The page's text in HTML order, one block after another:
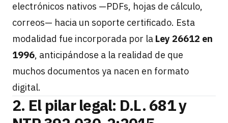
electrónicos nativos —PDFs, hojas de cálculo,
correos— hacia un soporte certificado. Esta
modalidad fue incorporada por la Ley 26612 en
1996, anticipándose a la realidad de que
muchos documentos ya nacen en formato
digital.
2. El pilar legal: D.L. 681 y